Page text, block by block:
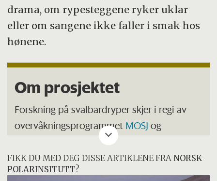
drama, om rypesteggene ryker uklar
eller om sangene ikke faller i smak hos
hønene.
Om prosjektet
Forskning på svalbardryper skjer i regi av
overvåkningsprogrammet MOSJ og
observasjonssystemet
COAT
samarbeider med informatikere ved UiT
Norges arktiske universitet for å utvikle
FIKK DU MED DEG DISSE ARTIKLENE FRANORSK
POLARINSITUTT?